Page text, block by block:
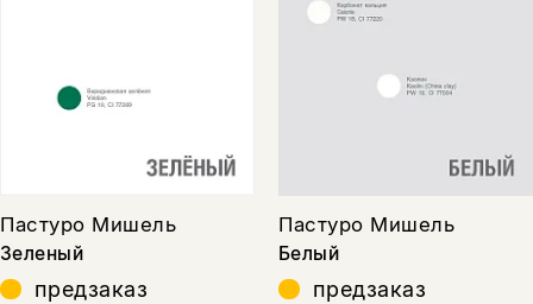
Пастуро Мишель
Зеленый
предзаказ
Пастуро Мишель
Белый
предзаказ